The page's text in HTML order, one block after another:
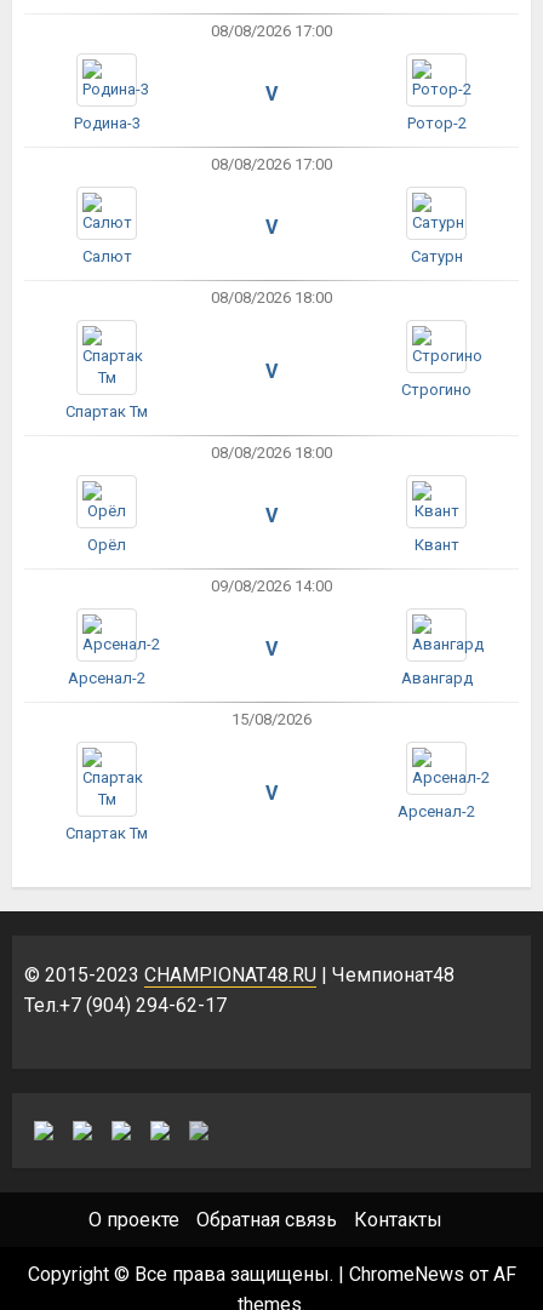
08/08/2026 17:00
Родина-3
V
Ротор-2
08/08/2026 17:00
Салют
V
Сатурн
08/08/2026 18:00
Спартак Тм
V
Строгино
08/08/2026 18:00
Орёл
V
Квант
09/08/2026 14:00
Арсенал-2
V
Авангард
15/08/2026
Спартак Тм
V
Арсенал-2
© 2015-2023 CHAMPIONAT48.RU | Чемпионат48
Тел.+7 (904) 294-62-17
О проекте Обратная связь Контакты
Copyright © Все права защищены. ChromeNews от AF
themes.